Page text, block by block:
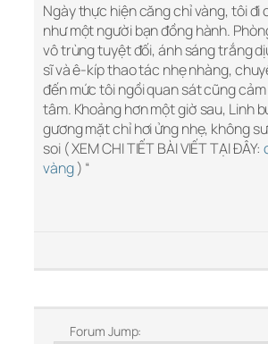
Ngày thực hiện căng chỉ vàng, tôi đi
như một người bạn đồng hành.
vô trùng tuyệt đối, ánh sáng trắng
sĩ và ê-kíp thao tác nhẹ nhàng,
đến mức tôi ngồi quan sát cũng
tâm. Khoảng hơn một giờ sau, Linh
gương mặt chỉ hơi ửng nhẹ, không
soi ( XEM CHI TIẾT BÀI VIẾT TẠI ĐÂY:
vàng) “
Forum Jump: